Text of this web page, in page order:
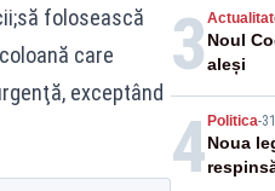
folosească
care
exceptând
3 Noul
aleși
4 Politica-
Noua